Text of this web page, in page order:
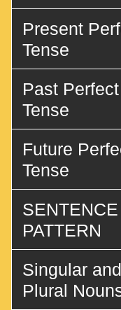
Present
Tense
Past Perfect
Tense
Future
Tense
SENTENCE
PATTERN
Singular and
Plural